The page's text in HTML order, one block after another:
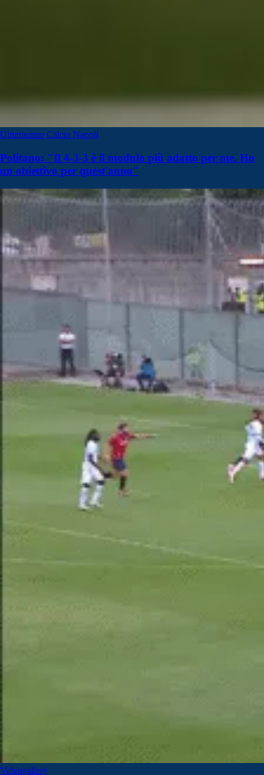
Ultimissime Calcio Napoli
Politano: "Il 4-3-3 è il modulo più adatto per me. Ho
un obiettivo per quest'anno"
Videogallery